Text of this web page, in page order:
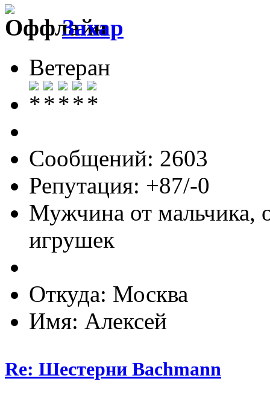
Захар
Ветеран
Сообщений: 2603
Репутация: +87/-0
Мужчина от мальчика,
игрушек
Откуда: Москва
Имя: Алексей
Re: Шестерни Bachmann